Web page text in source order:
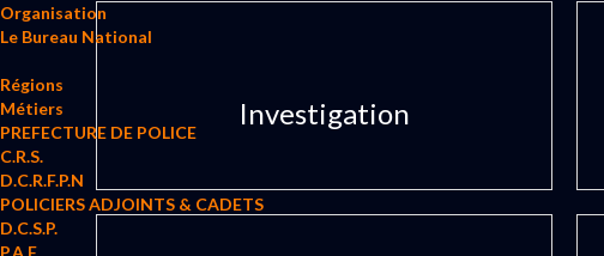
Organisation
Le Bureau National
Régions
Métiers
PREFECTURE DE POLICE
C.R.S.
D.C.R.F.P.N
POLICIERS ADJOINTS & CADETS
D.C.S.P.
Investigation